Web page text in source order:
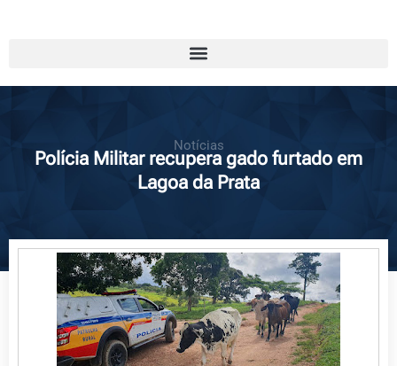
Notícias
Polícia Militar recupera gado furtado em
Lagoa da Prata